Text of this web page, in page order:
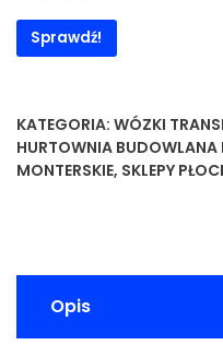
Sprawdź!
KATEGORIA: WÓZKI
HURTOWNIA BUDOWLANA
MONTERSKIE, SKLEPY
Opis